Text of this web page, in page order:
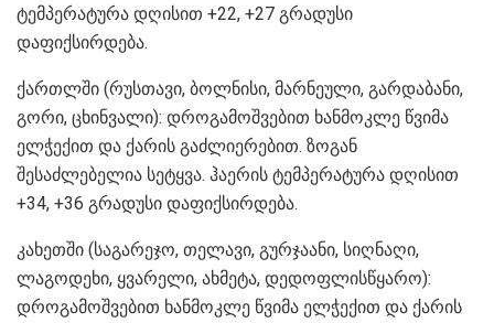
ტემპერატურა დღისით +22, +27 გრადუსი
დაფიქსირდება.
ქართლში (რუსთავი, ბოლნისი, მარნეული, გარდაბანი,
გორი, ცხინვალი): დროგამოშვებით ხანმოკლე წვიმა
ელჭექით და ქარის გაძლიერებით. ზოგან
შესაძლებელია სეტყვა. ჰაერის ტემპერატურა დღისით
+34, +36 გრადუსი დაფიქსირდება.
კახეთში (საგარეჯო, თელავი, გურჯაანი, სიღნაღი,
ლაგოდეხი, ყვარელი, ახმეტა, დედოფლისწყარო):
დროგამოშვებით ხანმოკლე წვიმა ელჭექით და ქარის